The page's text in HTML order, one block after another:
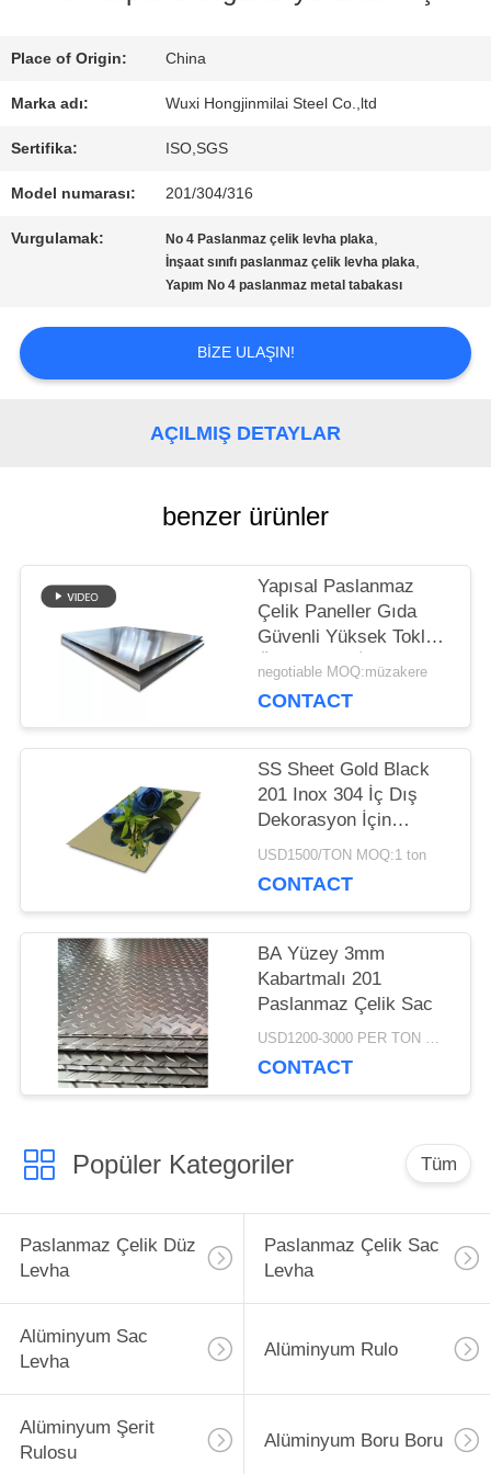
KALITE
BIZIMLE
İLETIŞIM
BIR
İNDIRIM
PRIVACY
POLICY
Place of Origin: China
Marka adı: Wuxi Hongjinmilai Steel Co.,ltd
Sertifika: ISO,SGS
Model numarası: 201/304/316
Vurgulamak: No 4 Paslanmaz çelik levha plaka,
İnşaat sınıfı paslanmaz çelik levha plaka,
Yapım No 4 paslanmaz metal tabakası
BIZE ULAŞIN!
AÇILMIŞ DETAYLAR
benzer ürünler
Yapısal Paslanmaz
Çelik Paneller Gıda
Güvenli Yüksek Tokluk
Özel Yüzey İşlem
negotiable MOQ:müzakere
CONTACT
SS Sheet Gold Black
201 Inox 304 İç Dış
Dekorasyon İçin
Paslanmaz Çelik Ayna
USD1500/TON MOQ:1 ton
CONTACT
BA Yüzey 3mm
Kabartmalı 201
Paslanmaz Çelik Sac
USD1200-3000 PER TON MOQ:1TON
CONTACT
Popüler Kategoriler Tüm
Paslanmaz Çelik Düz
Levha
Paslanmaz Çelik Sac
Levha
Alüminyum Sac
Levha
Alüminyum Rulo
Alüminyum Şerit
Rulosu
Alüminyum Boru Boru